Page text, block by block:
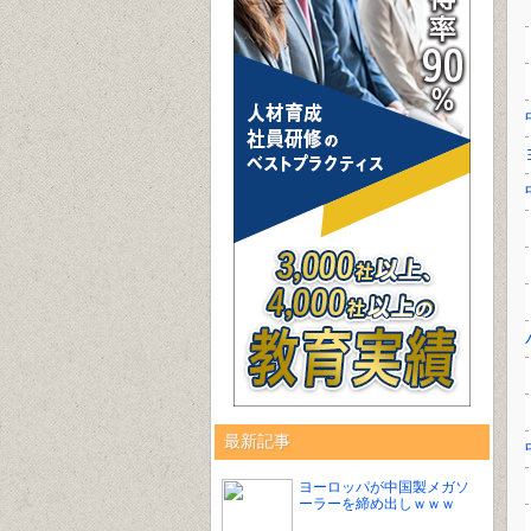
最新記事
ヨーロッパが中国製メガソ
ーラーを締め出しｗｗｗ